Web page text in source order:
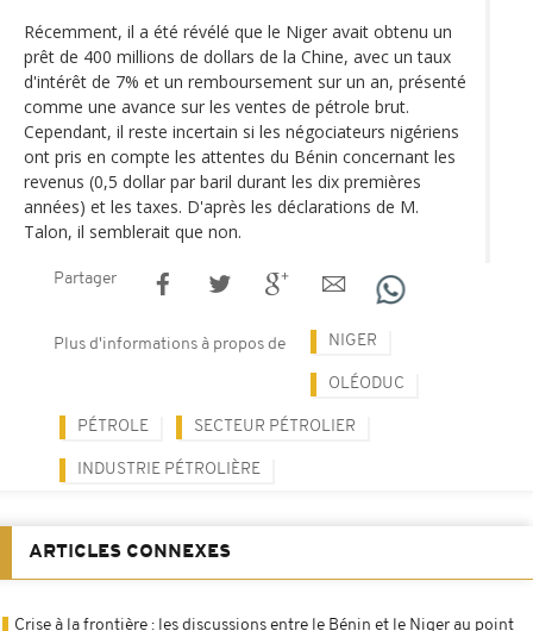
Récemment, il a été révélé que le Niger avait obtenu un
prêt de 400 millions de dollars de la Chine, avec un taux
d'intérêt de 7% et un remboursement sur un an, présenté
comme une avance sur les ventes de pétrole brut.
Cependant, il reste incertain si les négociateurs nigériens
ont pris en compte les attentes du Bénin concernant les
revenus (0,5 dollar par baril durant les dix premières
années) et les taxes. D'après les déclarations de M.
Talon, il semblerait que non.
Partager
Plus d'informations à propos de NIGER
OLÉODUC
PÉTROLE SECTEUR PÉTROLIER
INDUSTRIE PÉTROLIÈRE
ARTICLES CONNEXES
Crise à la frontière : les discussions entre le Bénin et le Niger au point